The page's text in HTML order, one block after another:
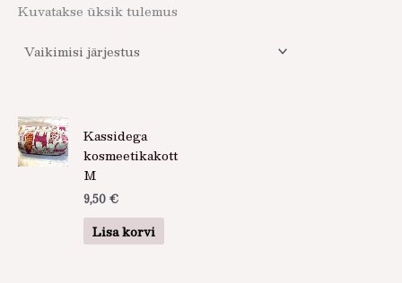
Kuvatakse üksik tulemus
Kassidega
kosmeetikakott
M
9,50 €
Lisa korvi